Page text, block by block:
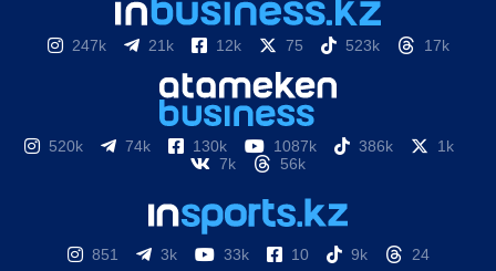
247k 21k 12k 75 523k 17k
520k 74k 130k 1087k 386k
1k
7k
56k
851 3k 33k 10 9k 24